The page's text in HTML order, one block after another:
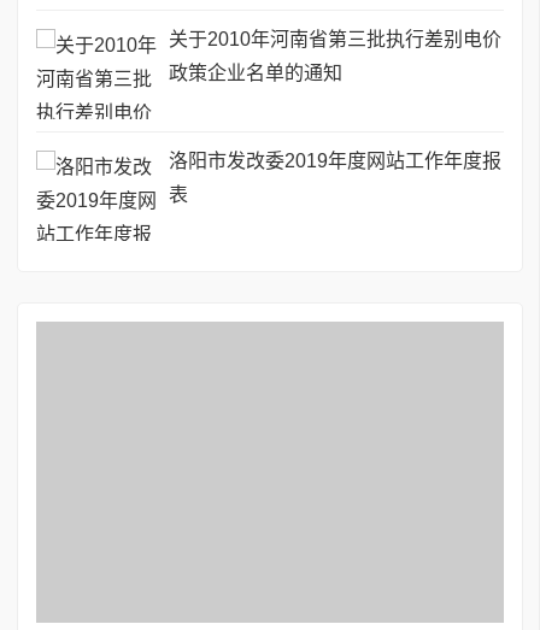
关于2010年河南省第三批执行差别电价
政策企业名单的通知
洛阳市发改委2019年度网站工作年度报
表